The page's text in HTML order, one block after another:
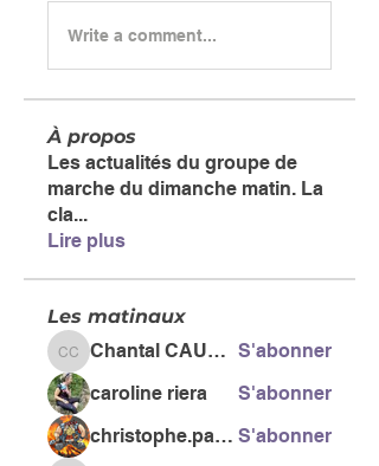
Write a comment...
À propos
Les actualités du groupe de
marche du dimanche matin. La
cla...
Lire plus
Les matinaux
Chantal CAUSSE Chantal CAUSSE S'abonner
caroline riera
S'abonner
christophe.pacific S'abonner